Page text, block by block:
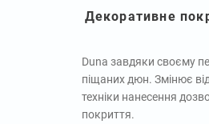
Декоративне
Duna завдяки своєму
піщаних дюн. Змінює
техніки нанесення
покриття.